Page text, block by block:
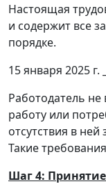
Настоящая
и содержит все
порядке.
15 января 2025 г.
Работодатель не
работу или
отсутствия в
Такие
Шаг 4: